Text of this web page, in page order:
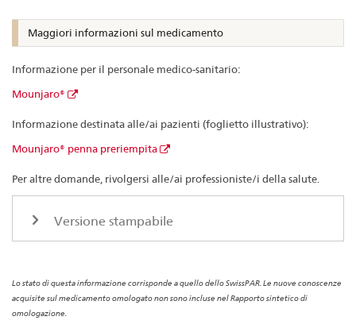
Maggiori informazioni sul medicamento
Informazione per il personale medico-sanitario:
Mounjaro®
Informazione destinata alle/ai pazienti (foglietto illustrativo):
Mounjaro® penna preriempita
Per altre domande, rivolgersi alle/ai professioniste/i della salute.
Versione stampabile
Lo stato di questa informazione corrisponde a quello dello SwissPAR. Le nuove conoscenze
acquisite sul medicamento omologato non sono incluse nel Rapporto sintetico di
omologazione.